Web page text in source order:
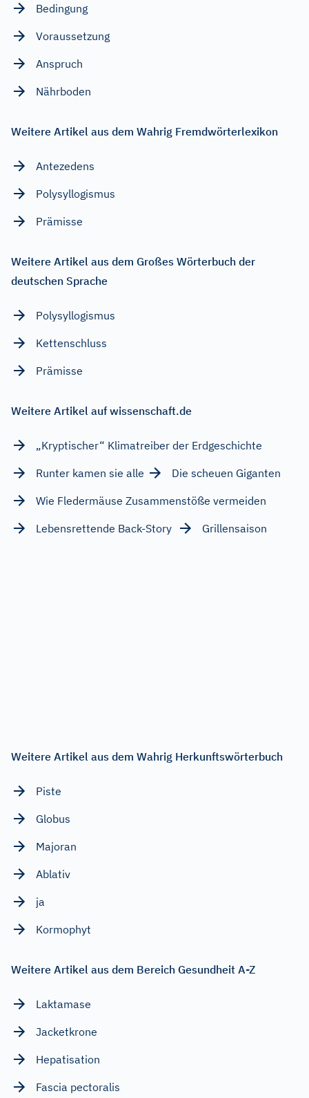
Bedingung
Voraussetzung
Anspruch
Nährboden
Weitere Artikel aus dem Wahrig Fremdwörterlexikon
Antezedens
Polysyllogismus
Prämisse
Weitere Artikel aus dem Großes Wörterbuch der
deutschen Sprache
Polysyllogismus
Kettenschluss
Prämisse
Weitere Artikel auf wissenschaft.de
„Kryptischer“ Klimatreiber der Erdgeschichte
Runter kamen sie alle
Die scheuen Giganten
Wie Fledermäuse Zusammenstöße vermeiden
Lebensrettende Back-Story
Grillensaison
Weitere Artikel aus dem Wahrig Herkunftswörterbuch
Piste
Globus
Majoran
Ablativ
ja
Kormophyt
Weitere Artikel aus dem Bereich Gesundheit A-Z
Laktamase
Jacketkrone
Hepatisation
Fascia pectoralis